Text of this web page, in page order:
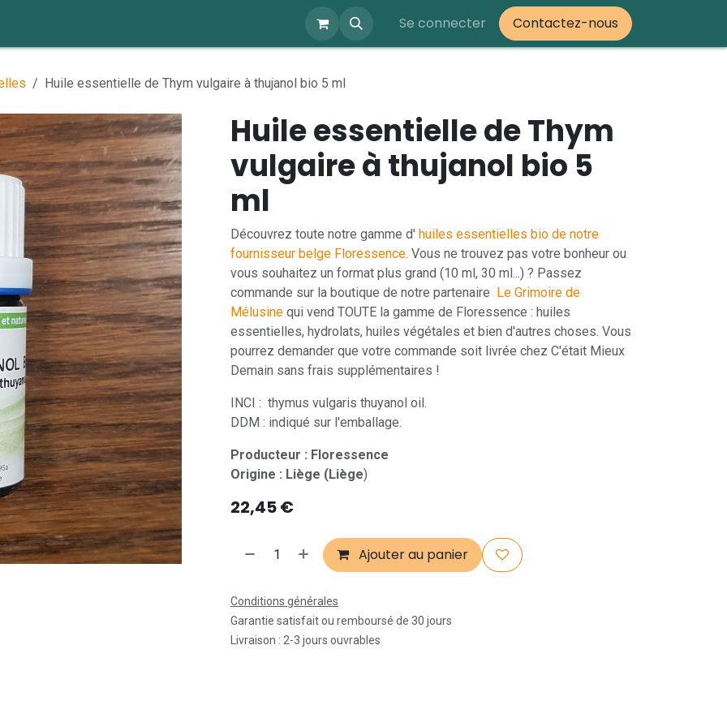
Se connecter Contactez-nous
Huile essentielle de Thym vulgaire à thujanol bio 5 ml
Huile essentielle de Thym
vulgaire à thujanol bio 5
ml
Découvrez toute notre gamme d' huiles essentielles bio de notre
fournisseur belge Floressence. Vous ne trouvez pas votre bonheur ou
vous souhaitez un format plus grand (10 ml, 30 ml...) ? Passez
commande sur la boutique de notre partenaire Le Grimoire de
Mélusine qui vend TOUTE la gamme de Floressence : huiles
essentielles, hydrolats, huiles végétales et bien d'autres choses. Vous
pourrez demander que votre commande soit livrée chez C'était Mieux
Demain sans frais supplémentaires !
INCI : thymus vulgaris thuyanol oil.
DDM : indiqué sur l'emballage.
Producteur : Floressence
Origine : Liège (Liège)
22,45€
Ajouter au panier
Conditions générales
Garantie satisfait ou remboursé de 30 jours
Livraison : 2-3 jours ouvrables